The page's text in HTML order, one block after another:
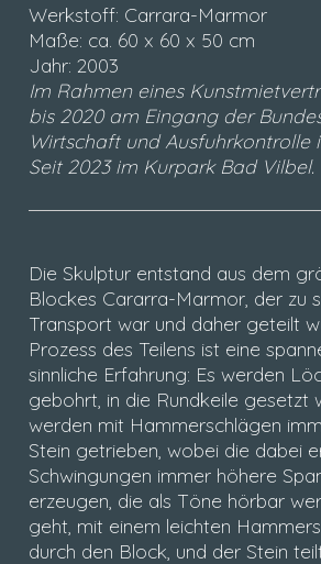
Werkstoff: Carrara-Marmor
Maße: ca. 60 x 60 x 50 cm
Jahr: 2003
Im Rahmen eines
bis 2020 am Eingang der
Wirtschaft und Ausfuhrkontrolle
Seit 2023 im Kurpark Bad Vilbel.
Die Skulptur entstand aus dem
Blockes Cararra-Marmor, der zu
Transport war und daher geteilt
Prozess des Teilens ist eine
sinnliche Erfahrung: Es werden
gebohrt, in die Rundkeile gesetzt
werden mit Hammerschlägen
Stein getrieben, wobei die dabei
Schwingungen immer höhere
erzeugen, die als Töne hörbar
geht, mit einem leichten
durch den Block, und der Stein